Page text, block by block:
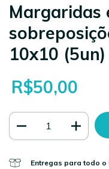
Margaridas
10x10 (5un)
R$50,00
Entregas para todo o